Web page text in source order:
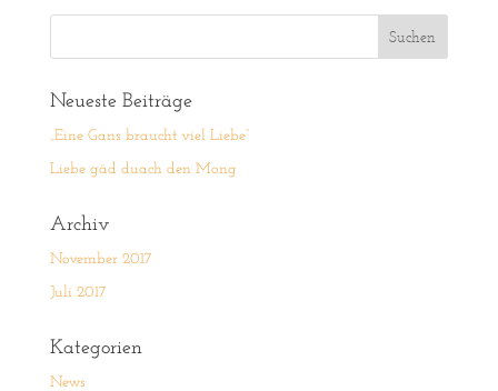
Neueste Beiträge
„Eine Gans braucht viel Liebe“
Liebe gäd duach den Mong
Archiv
November 2017
Juli 2017
Kategorien
News